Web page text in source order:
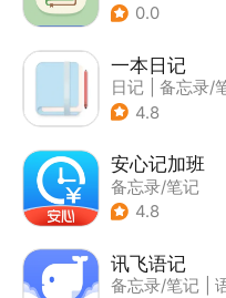
0.0
一本日记
日记
备忘录/
4.8
安心记加班
备忘录/笔记
4.8
讯飞语记
备忘录/笔记